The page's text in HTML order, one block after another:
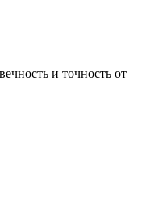
и точность от